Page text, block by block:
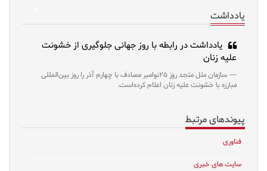
Next
یادداشت
یادداشت در رابطه با روز جهانی جلوگیری از خشونت
علیه زنان
سازمان ملل متحد روز ۲۵نوامبر مصادف با چهارم آذر را روز بین‌المللی
مبارزه با خشونت علیه زنان اعلام کرده‌است.
پیوندهای مرتبط
فناوری
سایت های خبری